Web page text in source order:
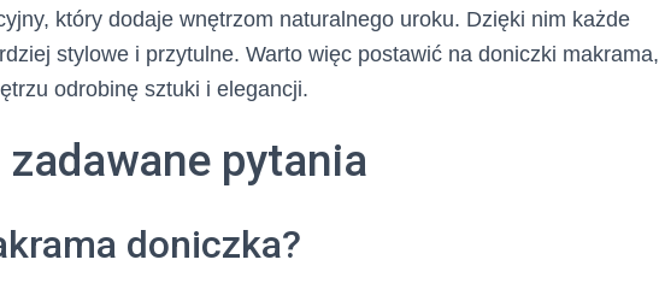
który dodaje wnętrzom naturalnego uroku. Dzięki nim każde
stylowe i przytulne. Warto więc postawić na doniczki makrama,
odrobinę sztuki i elegancji.
pytania
doniczka?